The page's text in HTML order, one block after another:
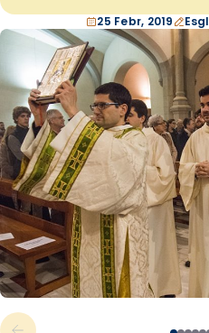
25 Febr, 2019